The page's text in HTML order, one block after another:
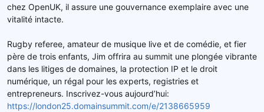
chez OpenUK, il assure une gouvernance exemplaire avec une
vitalité intacte.
Rugby referee, amateur de musique live et de comédie, et fier
père de trois enfants, Jim offrira au summit une plongée vibrante
dans les litiges de domaines, la protection IP et le droit
numérique, un régal pour les experts, registries et
entrepreneurs. Inscrivez-vous aujourd’hui:
https://london25.domainsummit.com/e/2138665959